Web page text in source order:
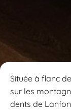
Située à flanc
sur les
dents de